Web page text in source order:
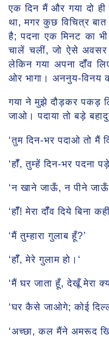
एक दिन मैं और गया दो
था, मगर कुछ विचित्र
है; पदना एक मिनट का
चालें चलीं, जो ऐसे अवसर
लेकिन गया अपना दॉँव
ओर भागा। अननुय-विनय
गया ने मुझे दौड़कर पकड़
जाओ। पदाया तो बड़े
‘तुम दिन-भर पदाओ तो मैं
‘हॉँ, तुम्हें दिन-भर पदना
‘न खाने जाऊँ, न पीने
‘हॉँ! मेरा दॉँव दिये बिना
‘मैं तुम्हारा गुलाब हूँ?’
‘हॉँ, मेरे गुलाम हो।‘
‘मैं घर जाता हूँ, देखूँ मेरा
‘घर कैसे जाओगे; कोई
‘अच्छा, कल मैंने अमरूद